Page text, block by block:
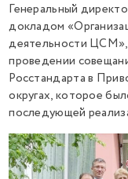
Генеральный
докладом
деятельности
проведении
Росстандарта в
округах, которое
последующей